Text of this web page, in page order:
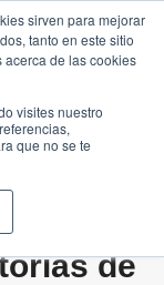
sirven para mejorar
tanto en este sitio
acerca de las cookies
visites nuestro
que no se te
de
Traducir »